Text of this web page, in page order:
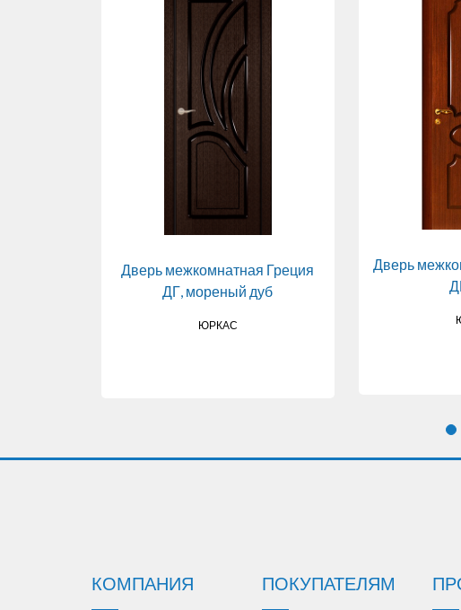
Дверь межкомнатная Греция
ДГ, мореный дуб
ЮРКАС
Дверь
КОМПАНИЯ ПОКУПАТЕЛЯМ